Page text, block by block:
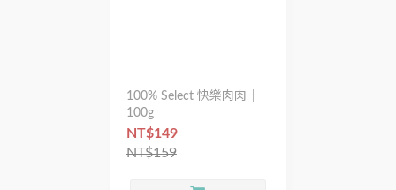
100% Select 快樂肉肉｜
100g
NT$149
NT$159